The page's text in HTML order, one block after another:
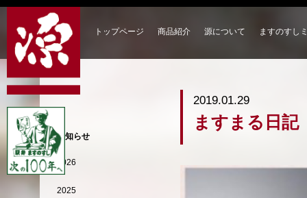
トップページ 商品紹介 源について ますのすし
2019.01.29
ますまる日記
お知らせ
2026
2025